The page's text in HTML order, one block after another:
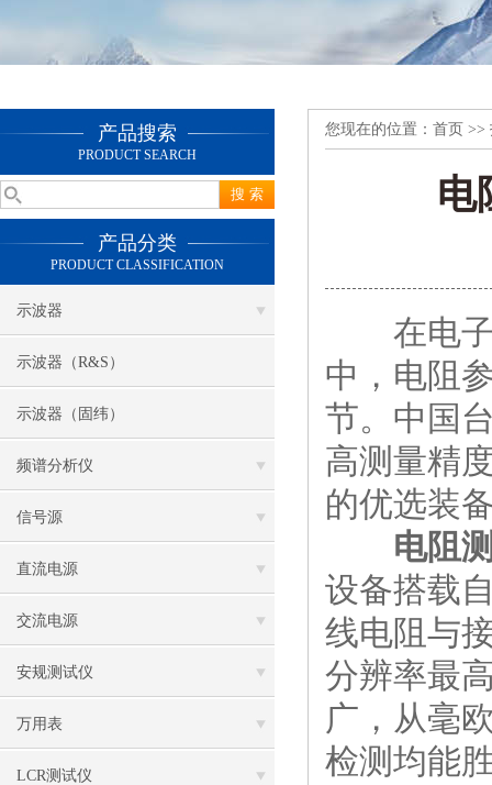
产品搜索
PRODUCT SEARCH
产品分类
PRODUCT CLASSIFICATION
示波器
示波器（R&S）
示波器（固纬）
频谱分析仪
信号源
直流电源
交流电源
安规测试仪
万用表
LCR测试仪
您现在的位置： 首页 >>
电
在电子
中，电阻
节。中国
高测量精
的优选装
电阻
设备搭载
线电阻与
分辨率最
广，从毫
检测均能